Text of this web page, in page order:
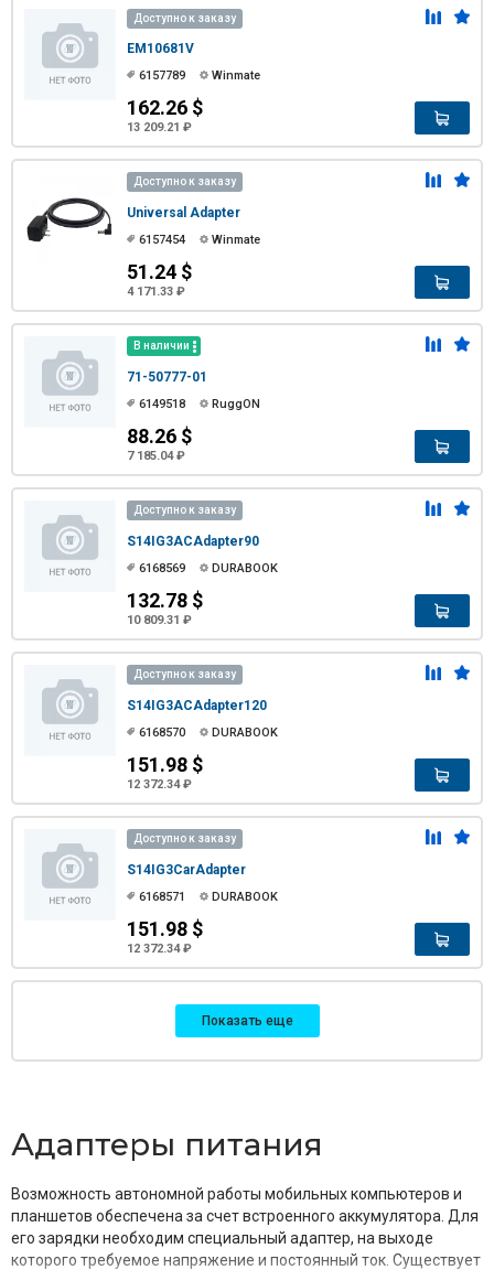
Доступно к заказу
EM10681V
6157789 Winmate
162.26 $
13 209.21 ₽
Доступно к заказу
Universal Adapter
6157454 Winmate
51.24 $
4 171.33 ₽
В наличии
71-50777-01
6149518 RuggON
88.26 $
7 185.04 ₽
Доступно к заказу
S14IG3ACAdapter90
6168569 DURABOOK
132.78 $
10 809.31 ₽
Доступно к заказу
S14IG3ACAdapter120
6168570 DURABOOK
151.98 $
12 372.34 ₽
Доступно к заказу
S14IG3CarAdapter
6168571 DURABOOK
151.98 $
12 372.34 ₽
Показать еще
Адаптеры питания
Возможность автономной работы мобильных компьютеров и
планшетов обеспечена за счет встроенного аккумулятора. Для
его зарядки необходим специальный адаптер, на выходе
которого требуемое напряжение и постоянный ток. Существует